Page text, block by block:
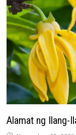
Alamat ng Ilang-